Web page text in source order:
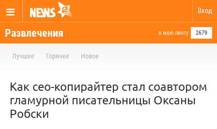
Вход
Развлечения в мою ленту 2679
Лучшее Горячее Новое
Как сео-копирайтер стал соавтором
гламурной писательницы Оксаны
Робски